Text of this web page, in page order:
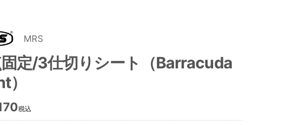
MRS
定/3仕切りシート（Barracuda
税込